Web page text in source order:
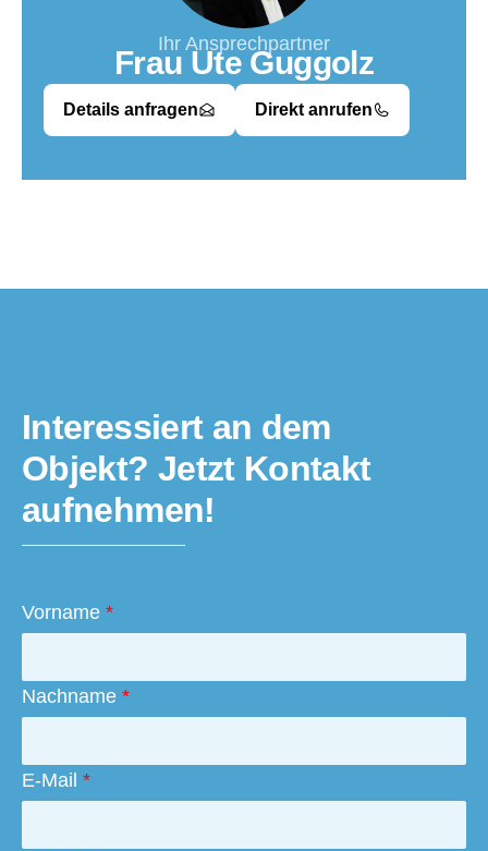
Ihr Ansprechpartner
Frau Ute Guggolz
Details anfragen Direkt anrufen
Interessiert an dem
Objekt? Jetzt Kontakt
aufnehmen!
Vorname *
Nachname *
E-Mail *